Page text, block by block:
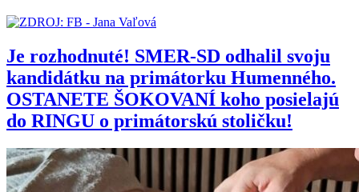
Je rozhodnuté! SMER-SD odhalil svoju
kandidátku na primátorku Humenného.
OSTANETE ŠOKOVANÍ koho posielajú
do RINGU o primátorskú stoličku!